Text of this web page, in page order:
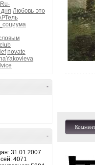
Любовь-это
novate
-
-
31.01.2007
4071